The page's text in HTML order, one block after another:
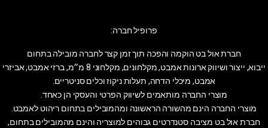
פרופיל חברה:
חברת אול בט הוקמה והפכה תוך זמן קצר לחברה מובילה בתחום
ייבוא, ייצור ושיווק ארונות אמבט, מקלחונים, מקלחוני 8 מ״מ, ברזי אמבט, אביזרי
אמבט, מיכלי הדחה, תעלות ניקוז וכלים סניטריים.
מוצרי החברה מותאמים לשיווק הפרטי והעסקי הן כאחד.
מוצרי החברה הינם מהשורה הראשונה ומהמובילים בתחום ריהוט לאמבט.
חברת אול בט מציבה סטנדרטים גבוהים למוצריה והינם מהמובילים בתחום,